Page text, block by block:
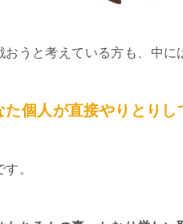
うと考えている方も、中に
個人が直接やりとりし
。